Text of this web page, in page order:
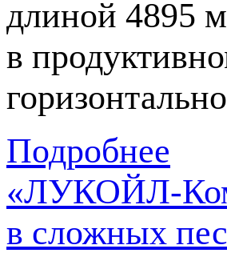
длиной 4895
в
Подробнее
«ЛУКОЙЛ-
в сложных